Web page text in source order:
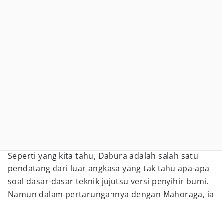
Seperti yang kita tahu, Dabura adalah salah satu
pendatang dari luar angkasa yang tak tahu apa-apa
soal dasar-dasar teknik jujutsu versi penyihir bumi.
Namun dalam pertarungannya dengan Mahoraga, ia